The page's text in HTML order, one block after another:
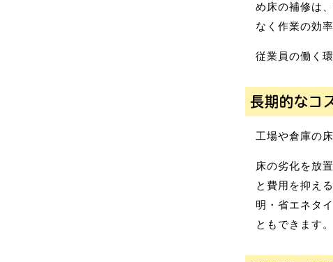
め床の補修は
なく作業の効
従業員の働く
長期的なコ
工場や倉庫の
床の劣化を放
と費用を抑え
明・省エネタ
ともできます。